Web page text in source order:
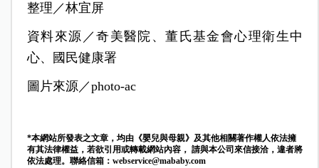
整理／林宜屏
資料來源／奇美醫院、董氏基金會心理衛生中
心、國民健康署
圖片來源／photo-ac
*本網站所發表之文章，均由《嬰兒與母親》及其他相關著作權人依法擁
有其法律權益，若欲引用或轉載網站內容， 請與本公司來信接洽，違者將
依法處理。聯絡信箱： webservice@mababy.com